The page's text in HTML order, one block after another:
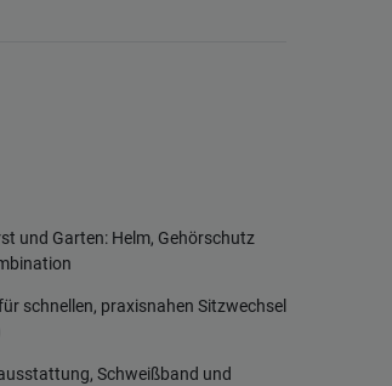
und Garten: Helm, Gehörschutz
schnellen, praxisnahen Sitzwechsel
Schweißband und